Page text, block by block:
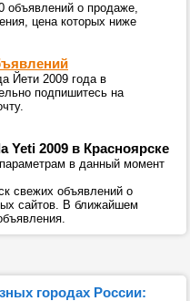
объявлений о продаже,
цена которых ниже
Йети 2009 года в
подпишитесь на
2009 в Красноярске
в данный момент
свежих объявлений о
сайтов. В ближайшем
городах России: